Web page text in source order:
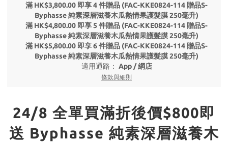
滿 HK$3,800.00 即享 4 件贈品 (FAC-KKE0824-114 贈品S-
Byphasse 純素深層滋養木瓜熱情果護髮膜 250毫升)
滿 HK$4,800.00 即享 5 件贈品 (FAC-KKE0824-114 贈品S-
Byphasse 純素深層滋養木瓜熱情果護髮膜 250毫升)
滿 HK$5,800.00 即享 6 件贈品 (FAC-KKE0824-114 贈品S-
Byphasse 純素深層滋養木瓜熱情果護髮膜 250毫升)
適用通路： App / 網店
條款與細則
24/8 全單買滿折後價$800即
送 Byphasse 純素深層滋養木